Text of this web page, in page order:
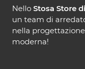
Nello Stosa Store
un team di
nella
moderna!